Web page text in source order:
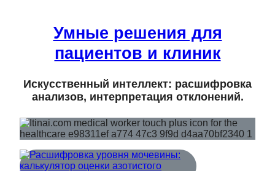
Умные решения для
пациентов и клиник
Искусственный интеллект: расшифровка
анализов, интерпретация отклонений.